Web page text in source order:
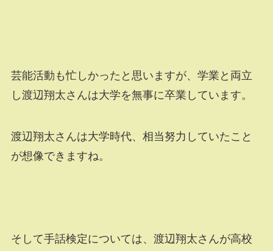
芸能活動も忙しかったと思いますが、学業と両立
し渡辺翔太さんは大学を無事に卒業しています。
渡辺翔太さんは大学時代、相当努力していたこと
が想像できますね。
そして手話検定については、渡辺翔太さんが高校